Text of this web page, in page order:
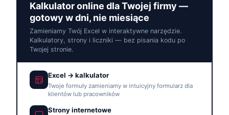
Kalkulator online dla Twojej firmy —
gotowy w dni, nie miesiące
Zamieniamy Twój Excel w interaktywne narzędzie.
Kalkulatory, strony i liczniki — bez pisania kodu po
Twojej stronie.
Excel → kalkulator
Twoje formuły zamieniamy w intuicyjny formularz dla
klientów lub pracowników
Strony internetowe